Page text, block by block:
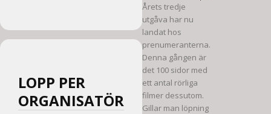
LOPP PER
ORGANISATÖR
Årets tredje
utgåva har nu
landat hos
prenumeranterna.
Denna gången är
det 100 sidor med
ett antal rörliga
filmer dessutom.
Gillar man löpning